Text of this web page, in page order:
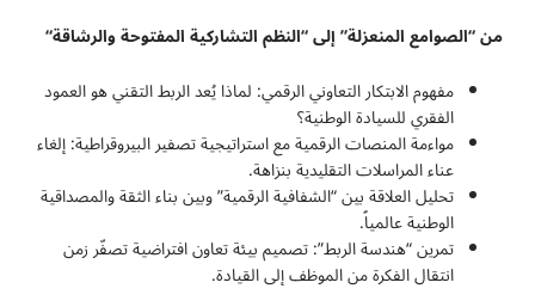
من “الصوامع المنعزلة” إلى “النظم التشاركية المفتوحة والرشاقة“
مفهوم الابتكار التعاوني الرقمي: لماذا يُعد الربط التقني هو العمود
الفقري للسيادة الوطنية؟
مواءمة المنصات الرقمية مع استراتيجية تصفير البيروقراطية: إلغاء
عناء المراسلات التقليدية بنزاهة.
تحليل العلاقة بين “الشفافية الرقمية” وبين بناء الثقة والمصداقية
الوطنية عالمياً.
تمرين “هندسة الربط”: تصميم بيئة تعاون افتراضية تصفّر زمن
انتقال الفكرة من الموظف إلى القيادة.